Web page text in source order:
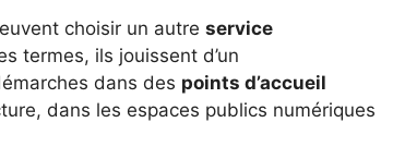
choisir un autre service
termes, ils jouissent d’un
dans des points d’accueil
dans les espaces publics numériques